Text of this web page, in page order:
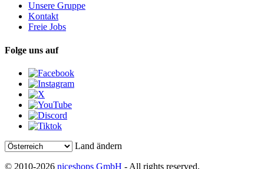
Unsere Gruppe
Kontakt
Freie Jobs
Folge uns auf
Land ändern
© 2010-2026 niceshops GmbH - All rights reserved.